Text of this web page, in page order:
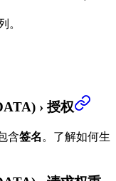
。
› 授权
含签名 。 了解如何生